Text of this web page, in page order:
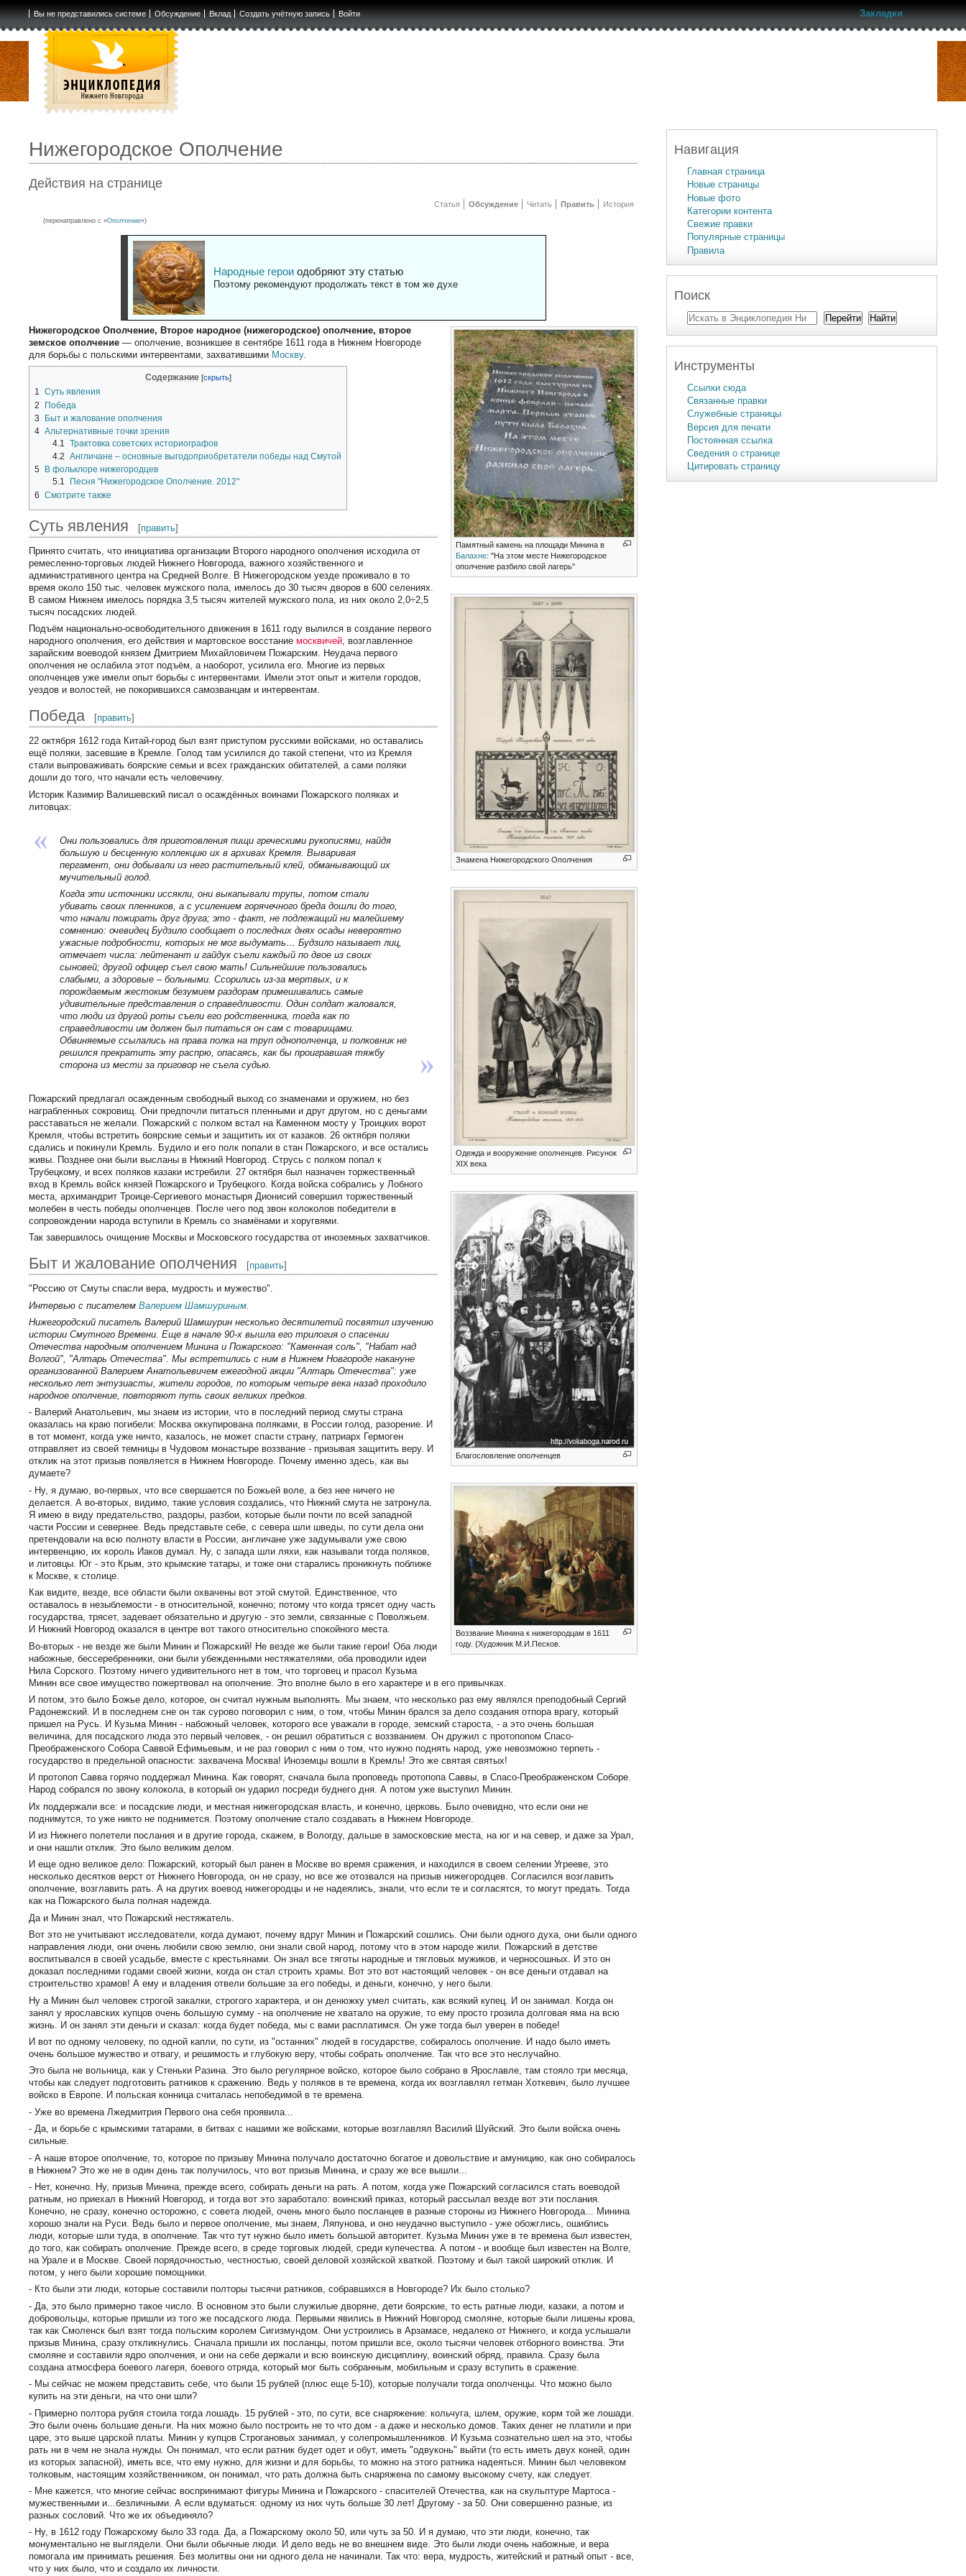
Вы не представились системе Обсуждение Вклад Создать учётную запись Войти Закладки
Нижегородское Ополчение
Действия на странице
Статья Обсуждение Читать Править История
(перенаправлено с «Ополчение»)
Народные героиодобряют эту статью
Поэтому рекомендуют продолжать текст в том же духе
Памятный камень на площади Минина в
Балахне: "На этом месте Нижегородское
ополчение разбило свой лагерь"
Знамена Нижегородского Ополчения
Одежда и вооружение ополченцев. Рисунок
XIX века
Благословление ополченцев
Воззвание Минина к нижегородцам в 1611
году. {Художник М.И.Песков.
Нижегородское Ополчение, Второе народное (нижегородское) ополчение, второе
земское ополчение — ополчение, возникшее в сентябре 1611 года в Нижнем Новгороде
для борьбы с польскими интервентами, захватившими Москву.
Содержание
1 Суть явления
2
Победа
3
Быт и жалование ополчения
4 Альтернативные точки зрения
4.1 Трактовка советских историографов
4.2 Англичане – основные выгодоприобретатели победы над Смутой
5
В фольклоре нижегородцев
5.1
Песня "Нижегородское Ополчение. 2012"
6 Смотрите также
Суть явления [править]
Принято считать, что инициатива организации Второго народного ополчения исходила от
ремесленно-торговых людей Нижнего Новгорода, важного хозяйственного и
административного центра на Средней Волге. В Нижегородском уезде проживало в то
время около 150 тыс. человек мужского пола, имелось до 30 тысяч дворов в 600 селениях.
В самом Нижнем имелось порядка 3,5 тысяч жителей мужского пола, из них около 2,0÷2,5
тысяч посадских людей.
Подъём национально-освободительного движения в 1611 году вылился в создание первого
народного ополчения, его действия и мартовское восстаниемосквичей , возглавленное
зарайским воеводой князем Дмитрием Михайловичем Пожарским. Неудача первого
ополчения не ослабила этот подъём, а наоборот, усилила его. Многие из первых
ополченцев уже имели опыт борьбы с интервентами. Имели этот опыт и жители городов,
уездов и волостей, не покорившихся самозванцам и интервентам.
Победа [править]
22 октября 1612 года Китай-город был взят приступом русскими войсками, но оставались
ещё поляки, засевшие в Кремле. Голод там усилился до такой степени, что из Кремля
стали выпроваживать боярские семьи и всех гражданских обитателей, а сами поляки
дошли до того, что начали есть человечину.
Историк Казимир Валишевский писал о осаждённых воинами Пожарского поляках и
литовцах:
Они пользовались для приготовления пищи греческими рукописями, найдя
большую и бесценную коллекцию их в архивах Кремля. Вываривая
пергамент, они добывали из него растительный клей, обманывающий их
мучительный голод.
Когда эти источники иссякли, они выкапывали трупы, потом стали
убивать своих пленников, а с усилением горячечного бреда дошли до того,
что начали пожирать друг друга; это - факт, не подлежащий ни малейшему
сомнению: очевидец Будзило сообщает о последних днях осады невероятно
ужасные подробности, которых не мог выдумать… Будзило называет лиц,
отмечает числа: лейтенант и гайдук съели каждый по двое из своих
сыновей; другой офицер съел свою мать! Сильнейшие пользовались
слабыми, а здоровые – больными. Ссорились из-за мертвых, и к
порождаемым жестоким безумием раздорам примешивались самые
удивительные представления о справедливости. Один солдат жаловался,
что люди из другой роты съели его родственника, тогда как по
справедливости им должен был питаться он сам с товарищами.
Обвиняемые ссылались на права полка на труп однополченца, и полковник не
решился прекратить эту распрю, опасаясь, как бы проигравшая тяжбу
сторона из мести за приговор не съела судью.
Пожарский предлагал осажденным свободный выход со знаменами и оружием, но без
награбленных сокровищ. Они предпочли питаться пленными и друг другом, но с деньгами
расставаться не желали. Пожарский с полком встал на Каменном мосту у Троицких ворот
Кремля, чтобы встретить боярские семьи и защитить их от казаков. 26 октября поляки
сдались и покинули Кремль. Будило и его полк попали в стан Пожарского, и все остались
живы. Позднее они были высланы в Нижний Новгород. Струсь с полком попал к
Трубецкому, и всех поляков казаки истребили. 27 октября был назначен торжественный
вход в Кремль войск князей Пожарского и Трубецкого. Когда войска собрались у Лобного
места, архимандрит Троице-Сергиевого монастыря Дионисий совершил торжественный
молебен в честь победы ополченцев. После чего под звон колоколов победители в
сопровождении народа вступили в Кремль со знамёнами и хоругвями.
Так завершилось очищение Москвы и Московского государства от иноземных захватчиков.
Быт и жалование ополчения [править]
"Россию от Смуты спасли вера, мудрость и мужество".
Интервью с писателемВалерием Шамшуриным
Нижегородский писатель Валерий Шамшурин несколько десятилетий посвятил изучению
истории Смутного Времени. Еще в начале 90-х вышла его трилогия о спасении
Отечества народным ополчением Минина и Пожарского: "Каменная соль", "Набат над
Волгой", "Алтарь Отечества". Мы встретились с ним в Нижнем Новгороде накануне
организованной Валерием Анатольевичем ежегодной акции "Алтарь Отечества": уже
несколько лет энтузиасты, жители городов, по которым четыре века назад проходило
народное ополчение, повторяют путь своих великих предков.
- Валерий Анатольевич, мы знаем из истории, что в последний период смуты страна
оказалась на краю погибели: Москва оккупирована поляками, в России голод, разорение. И
в тот момент, когда уже ничто, казалось, не может спасти страну, патриарх Гермоген
отправляет из своей темницы в Чудовом монастыре воззвание - призывая защитить веру. И
отклик на этот призыв появляется в Нижнем Новгороде. Почему именно здесь, как вы
думаете?
- Ну, я думаю, во-первых, что все свершается по Божьей воле, а без нее ничего не
делается. А во-вторых, видимо, такие условия создались, что Нижний смута не затронула.
Я имею в виду предательство, раздоры, разбои, которые были почти по всей западной
части России и севернее. Ведь представьте себе, с севера шли шведы, по сути дела они
претендовали на всю полноту власти в России, англичане уже задумывали уже свою
интервенцию, их король Иаков думал. Ну, с запада шли ляхи, как называли тогда поляков,
и литовцы. Юг - это Крым, это крымские татары, и тоже они старались проникнуть поближе
к Москве, к столице.
Как видите, везде, все области были охвачены вот этой смутой. Единственное, что
оставалось в незыблемости - в относительной, конечно; потому что когда трясет одну часть
государства, трясет, задевает обязательно и другую - это земли, связанные с Поволжьем.
И Нижний Новгород оказался в центре вот такого относительно спокойного места.
Во-вторых - не везде же были Минин и Пожарский! Не везде же были такие герои! Оба люди
набожные, бессеребренники, они были убежденными нестяжателями, оба проводили идеи
Нила Сорского. Поэтому ничего удивительного нет в том, что торговец и прасол Кузьма
Минин все свое имущество пожертвовал на ополчение. Это вполне было в его характере и в его привычках.
И потом, это было Божье дело, которое, он считал нужным выполнять. Мы знаем, что несколько раз ему являлся преподобный Сергий
Радонежский. И в последнем сне он так сурово поговорил с ним, о том, чтобы Минин брался за дело создания отпора врагу, который
пришел на Русь. И Кузьма Минин - набожный человек, которого все уважали в городе, земский староста, - а это очень большая
величина, для посадского люда это первый человек, - он решил обратиться с воззванием. Он дружил с протопопом Спасо-
Преображенского Собора Саввой Ефимьевым, и не раз говорил с ним о том, что нужно поднять народ, уже невозможно терпеть -
государство в предельной опасности: захвачена Москва! Иноземцы вошли в Кремль! Это же святая святых!
И протопоп Савва горячо поддержал Минина. Как говорят, сначала была проповедь протопопа Саввы, в Спасо-Преображенском Соборе.
Народ собрался по звону колокола, в который он ударил посреди буднего дня. А потом уже выступил Минин.
Их поддержали все: и посадские люди, и местная нижегородская власть, и конечно, церковь. Было очевидно, что если они не
поднимутся, то уже никто не поднимется. Поэтому ополчение стало создавать в Нижнем Новгороде.
И из Нижнего полетели послания и в другие города, скажем, в Вологду, дальше в замосковские места, на юг и на север, и даже за Урал,
и они нашли отклик. Это было великим делом.
И еще одно великое дело: Пожарский, который был ранен в Москве во время сражения, и находился в своем селении Угрееве, это
несколько десятков верст от Нижнего Новгорода, он не сразу, но все же отозвался на призыв нижегородцев. Согласился возглавить
ополчение, возглавить рать. А на других воевод нижегородцы и не надеялись, знали, что если те и согласятся, то могут предать. Тогда
как на Пожарского была полная надежда.
Да и Минин знал, что Пожарский нестяжатель.
Вот это не учитывают исследователи, когда думают, почему вдруг Минин и Пожарский сошлись. Они были одного духа, они были одного
направления люди, они очень любили свою землю, они знали свой народ, потому что в этом народе жили. Пожарский в детстве
воспитывался в своей усадьбе, вместе с крестьянами. Он знал все тяготы народные и тягловых мужиков, и черносошных. И это он
доказал последними годами своей жизни, когда он стал строить храмы. Вот это вот настоящий человек - он все деньги отдавал на
строительство храмов! А ему и владения отвели большие за его победы, и деньги, конечно, у него были.
Ну а Минин был человек строгой закалки, строгого характера, и он денюжку умел считать, как всякий купец. И он занимал. Когда он
занял у ярославских купцов очень большую сумму - на ополчение не хватало на оружие, то ему просто грозила долговая яма на всю
жизнь. И он занял эти деньги и сказал: когда будет победа, мы с вами расплатимся. Он уже тогда был уверен в победе!
И вот по одному человеку, по одной капли, по сути, из "останних" людей в государстве, собиралось ополчение. И надо было иметь
очень большое мужество и отвагу, и решимость и глубокую веру, чтобы собрать ополчение. Так что все это неслучайно.
Это была не вольница, как у Стеньки Разина. Это было регулярное войско, которое было собрано в Ярославле, там стояло три месяца,
чтобы как следует подготовить ратников к сражению. Ведь у поляков в те времена, когда их возглавлял гетман Хоткевич, было лучшее
войско в Европе. И польская конница считалась непобедимой в те времена.
- Уже во времена Лжедмитрия Первого она себя проявила...
- Да, и борьбе с крымскими татарами, в битвах с нашими же войсками, которые возглавлял Василий Шуйский. Это были войска очень
сильные.
- А наше второе ополчение, то, которое по призыву Минина получало достаточно богатое и довольствие и амуницию, как оно собиралось
в Нижнем? Это же не в один день так получилось, что вот призыв Минина, и сразу же все вышли...
- Нет, конечно. Ну, призыв Минина, прежде всего, собирать деньги на рать. А потом, когда уже Пожарский согласился стать воеводой
ратным, но приехал в Нижний Новгород, и тогда вот это заработало: воинский приказ, который рассылал везде вот эти послания.
Конечно, не сразу, конечно осторожно, с совета людей, очень много было посланцев в разные стороны из Нижнего Новгорода... Минина
хорошо знали на Руси. Ведь было и первое ополчение, мы знаем, Ляпунова, и оно неудачно выступило - уже обожглись, ошиблись
люди, которые шли туда, в ополчение. Так что тут нужно было иметь большой авторитет. Кузьма Минин уже в те времена был известен,
до того, как собирать ополчение. Прежде всего, в среде торговых людей, среди купечества. А потом - и вообще был известен на Волге,
на Урале и в Москве. Своей порядочностью, честностью, своей деловой хозяйской хваткой. Поэтому и был такой широкий отклик. И
потом, у него были хорошие помощники.
- Кто были эти люди, которые составили полторы тысячи ратников, собравшихся в Новгороде? Их было столько?
- Да, это было примерно такое число. В основном это были служилые дворяне, дети боярские, то есть ратные люди, казаки, а потом и
добровольцы, которые пришли из того же посадского люда. Первыми явились в Нижний Новгород смоляне, которые были лишены крова,
так как Смоленск был взят тогда польским королем Сигизмундом. Они устроились в Арзамасе, недалеко от Нижнего, и когда услышали
призыв Минина, сразу откликнулись. Сначала пришли их посланцы, потом пришли все, около тысячи человек отборного воинства. Эти
смоляне и составили ядро ополчения, и они на себе держали и всю воинскую дисциплину, воинский обряд, правила. Сразу была
создана атмосфера боевого лагеря, боевого отряда, который мог быть собранным, мобильным и сразу вступить в сражение.
- Мы сейчас не можем представить себе, что были 15 рублей (плюс еще 5-10), которые получали тогда ополченцы. Что можно было
купить на эти деньги, на что они шли?
- Примерно полтора рубля стоила тогда лошадь. 15 рублей - это, по сути, все снаряжение: кольчуга, шлем, оружие, корм той же лошади.
Это были очень большие деньги. На них можно было построить не то что дом - а даже и несколько домов. Таких денег не платили и при
царе, это выше царской платы. Минин у купцов Строгановых занимал, у солепромышленников. И Кузьма сознательно шел на это, чтобы
рать ни в чем не знала нужды. Он понимал, что если ратник будет одет и обут, иметь "одвуконь" выйти (то есть иметь двух коней, один
из которых запасной), иметь все, что ему нужно, для жизни и для борьбы, то можно на этого ратника надеяться. Минин был человеком
толковым, настоящим хозяйственником, он понимал, что рать должна быть снаряжена по самому высокому счету, как следует.
- Мне кажется, что многие сейчас воспринимают фигуры Минина и Пожарского - спасителей Отечества, как на скульптуре Мартоса -
мужественными и...безличными. А если вдуматься: одному из них чуть больше 30 лет! Другому - за 50. Они совершенно разные, из
разных сословий. Что же их объединяло?
- Ну, в 1612 году Пожарскому было 33 года. Да, а Пожарскому около 50, или чуть за 50. И я думаю, что эти люди, конечно, так
монументально не выглядели. Они были обычные люди. И дело ведь не во внешнем виде. Это были люди очень набожные, и вера
помогала им принимать решения. Без молитвы они ни одного дела не начинали. Так что: вера, мудрость, житейский и ратный опыт - все,
что у них было, что и создало их личности.
Навигация
Главная страница
Новые страницы
Новые фото
Категории контента
Свежие правки
Популярные страницы
Правила
Поиск
Инструменты
Ссылки сюда
Связанные правки
Служебные страницы
Версия для печати
Постоянная ссылка
Сведения о странице
Цитировать страницу